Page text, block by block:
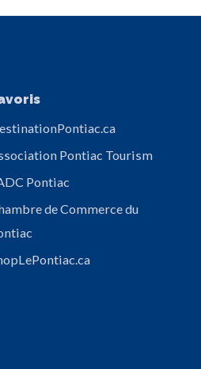
Pontiac Tourism
Pontiac
de Commerce du